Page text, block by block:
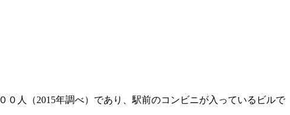
人（2015年調べ）であり、駅前のコンビニが入っているビルで